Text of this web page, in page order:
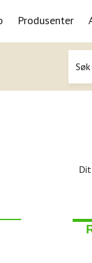
Produsenter